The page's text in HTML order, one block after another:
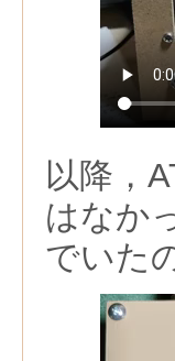
以降，
はなか
でいた